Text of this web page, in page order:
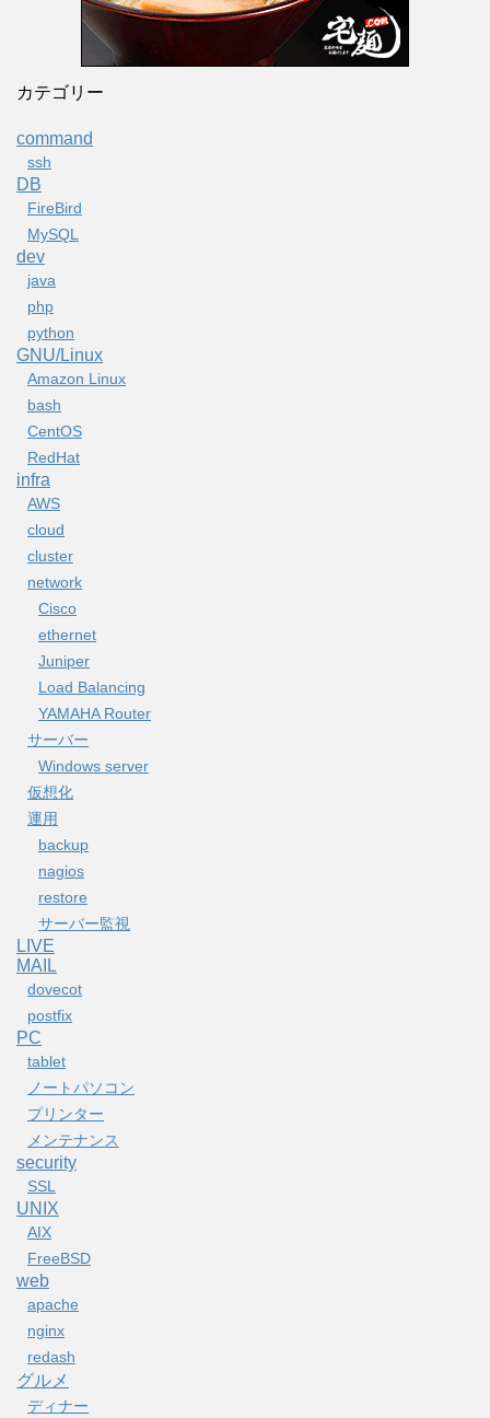
カテゴリー
command
ssh
DB
FireBird
MySQL
dev
java
php
python
GNU/Linux
Amazon Linux
bash
CentOS
RedHat
infra
AWS
cloud
cluster
network
Cisco
ethernet
Juniper
Load Balancing
YAMAHA Router
サーバー
Windows server
仮想化
運用
backup
nagios
restore
サーバー監視
LIVE
MAIL
dovecot
postfix
PC
tablet
ノートパソコン
プリンター
メンテナンス
security
SSL
UNIX
AIX
FreeBSD
web
apache
nginx
redash
グルメ
ディナー